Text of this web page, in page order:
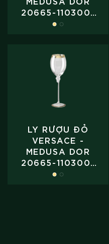
20665-110300-
40100
LY RƯỢU ĐỎ
VERSACE -
MEDUSA DOR
20665-110300-
40400